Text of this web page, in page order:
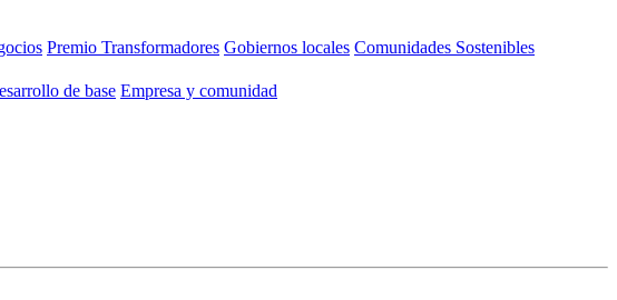
Premio Transformadores Gobiernos locales Comunidades Sostenibles
de base Empresa y comunidad